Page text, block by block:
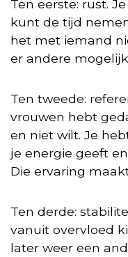
Ten eerste: rust.
kunt de tijd
het met iemand
er andere
Ten tweede:
vrouwen hebt
en niet wilt. Je
je energie geeft
Die ervaring
Ten derde:
vanuit overvloed
later weer een